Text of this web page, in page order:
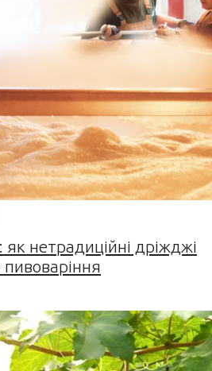
нетрадиційні дріжджі